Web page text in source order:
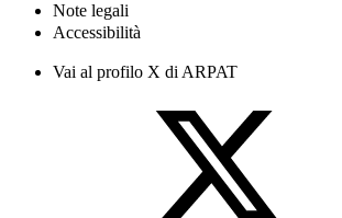
Note legali
Accessibilità
Vai al profilo X di ARPAT